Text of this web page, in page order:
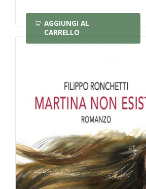
AGGIUNGI AL
CARRELLO